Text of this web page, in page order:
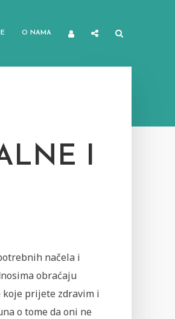
O NAMA
I
načela i
obraćaju
prijete zdravim i
o tome da oni ne